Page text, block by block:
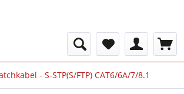
- S-STP(S/FTP) CAT6/6A/7/8.1